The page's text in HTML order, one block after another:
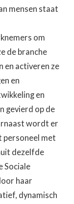
mensen staat
om
de branche
en activeren ze
en
en
gevierd op de
wordt er
personeel met
dezelfde
Sociale
haar
dynamisch